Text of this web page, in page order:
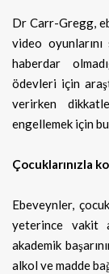
Dr Carr-Gregg,
video
haberdar
ödevleri için
verirken
engellemek için
Çocuklarınızla
Ebeveynler,
yeterince vakit
akademik
alkol ve madde